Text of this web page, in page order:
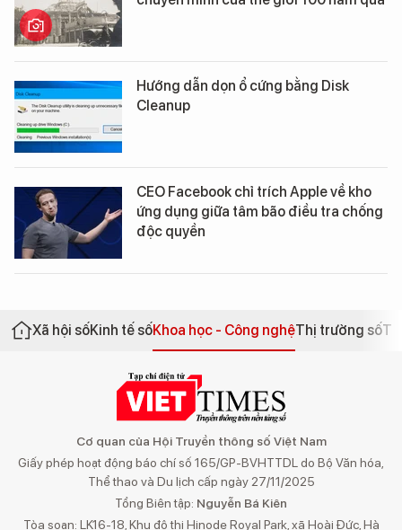
Hướng dẫn dọn ổ cứng bằng Disk
Cleanup
CEO Facebook chỉ trích Apple về kho
ứng dụng giữa tâm bão điều tra chống
độc quyền
Xã hội sốKinh tế sốKhoa học - Công nghệThị trường số
Cơ quan của Hội Truyền thông số Việt Nam
Giấy phép hoạt động báo chí số 165/GP-BVHTTDL do Bộ Văn hóa,
Thể thao và Du lịch cấp ngày 27/11/2025
Tổng Biên tập: Nguyễn Bá Kiên
Tòa soạn: LK16-18, Khu đô thị Hinode Royal Park, xã Hoài Đức, Hà